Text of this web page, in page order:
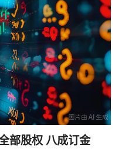
部股权 八成订金